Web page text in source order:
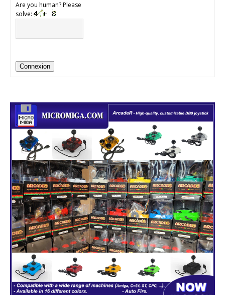
Are you human? Please
solve:
Connexion